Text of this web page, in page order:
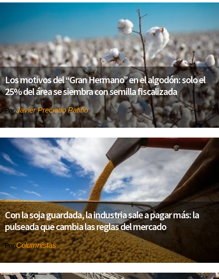
Los motivos del “Gran Hermano” en el algodón: solo el
25% del área se siembra con semilla fiscalizada
PorJavier Preciado Patiño
Con la soja guardada, la industria sale a pagar más: la
pulseada que cambia las reglas del mercado
PorColumnistas